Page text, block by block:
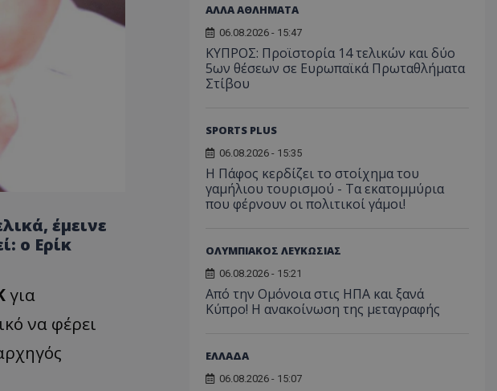
έμεινε
ο Ερίκ
για
να φέρει
ΑΛΛΑ ΑΘΛΗΜΑΤΑ
06.08.2026 - 15:47
ΚΥΠΡΟΣ: Προϊστορία 14 τελικών και δύο
5ων θέσεων σε Ευρωπαϊκά Πρωταθλήματα
Στίβου
SPORTS PLUS
06.08.2026 - 15:35
Η Πάφος κερδίζει το στοίχημα του
γαμήλιου τουρισμού - Τα εκατομμύρια
που φέρνουν οι πολιτικοί γάμοι!
ΟΛΥΜΠΙΑΚΟΣ ΛΕΥΚΩΣΙΑΣ
06.08.2026 - 15:21
Από την Ομόνοια στις ΗΠΑ και ξανά
Κύπρο! Η ανακοίνωση της μεταγραφής
ΕΛΛΑΔΑ
06.08.2026 - 15:07